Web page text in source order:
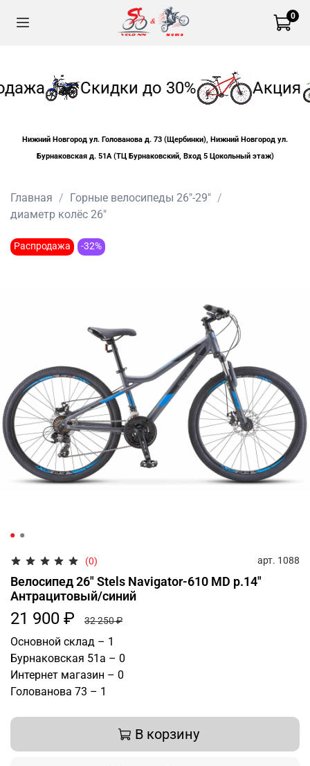
0
Скидки до 30% Акция
Нижний Новгород ул. Голованова д. 73 (Щербинки), Нижний Новгород ул.
Бурнаковская д. 51А (ТЦ Бурнаковский, Вход 5 Цокольный этаж)
Главная
Горные велосипеды 26"-29"
диаметр колёс 26"
Распродажа -32%
(0) арт. 1088
Велосипед 26" Stels Navigator-610 MD р.14"
Антрацитовый/синий
21 900 ₽ 32 250 ₽
Основной склад – 1
Бурнаковская 51а – 0
Интернет магазин – 0
Голованова 73 – 1
В корзину